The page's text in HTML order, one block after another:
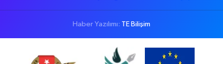
Haber Yazılımı: TE Bilişim